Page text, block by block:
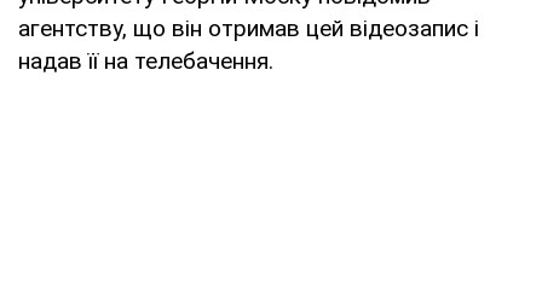
агентству, що він отримав цей відеозапис і
надав її на телебачення.